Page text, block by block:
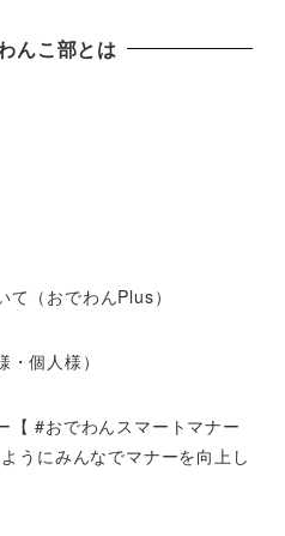
んこ部とは
（おでわんPlus）
個人様）
【 #おでわんスマートマナー
うにみんなでマナーを向上し